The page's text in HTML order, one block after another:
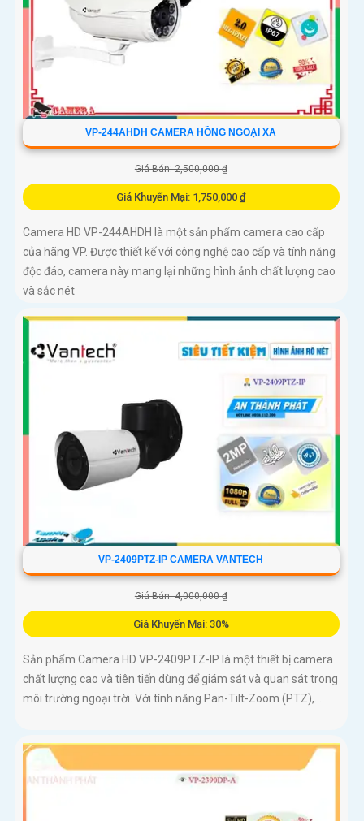
VP-244AHDH CAMERA HỒNG NGOẠI XA
Giá Bán: 2,500,000 ₫
Giá Khuyến Mại: 1,750,000 ₫
Camera HD VP-244AHDH là một sản phẩm camera cao cấp
của hãng VP. Được thiết kế với công nghệ cao cấp và tính năng
độc đáo, camera này mang lại những hình ảnh chất lượng cao
và sắc nét
VP-2409PTZ-IP CAMERA VANTECH
Giá Bán: 4,000,000 ₫
Giá Khuyến Mại: 30%
Sản phẩm Camera HD VP-2409PTZ-IP là một thiết bị camera
chất lượng cao và tiên tiến dùng để giám sát và quan sát trong
môi trường ngoại trời. Với tính năng Pan-Tilt-Zoom (PTZ),...